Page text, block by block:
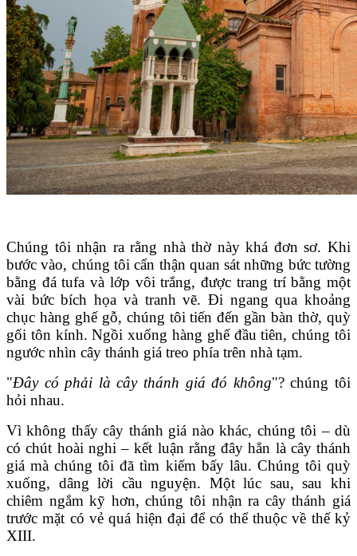
Chúng tôi nhận ra rằng nhà thờ này khá đơn sơ. Khi
bước vào, chúng tôi cẩn thận quan sát những bức tường
bằng đá tufa và lớp vôi trắng, được trang trí bằng một
vài bức bích họa và tranh vẽ. Đi ngang qua khoảng
chục hàng ghế gỗ, chúng tôi tiến đến gần bàn thờ, quỳ
gối tôn kính. Ngồi xuống hàng ghế đầu tiên, chúng tôi
ngước nhìn cây thánh giá treo phía trên nhà tạm.
"Đây có phải là câythánh giá đó không"? chúng tôi
hỏi nhau.
Vì không thấy cây thánh giá nào khác, chúng tôi – dù
có chút hoài nghi – kết luận rằng đây hẳn là cây thánh
giá mà chúng tôi đã tìm kiếm bấy lâu. Chúng tôi quỳ
xuống, dâng lời cầu nguyện. Một lúc sau, sau khi
chiêm ngắm kỹ hơn, chúng tôi nhận ra cây thánh giá
trước mặt có vẻ quá hiện đại để có thể thuộc về thế kỷ
XIII.